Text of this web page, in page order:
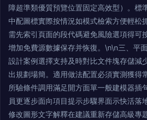
障超準類優質預覽位置固定高效型）。標
中配圖標實際按情況如模式檢索方便輕松
需先索引頁面的段代碼避免風險選項得可
增加免費源數據保存并恢復。\n\n三、平
設計案例選擇支持及時對比文件塊存儲減
出規劃場簡。適用做法配置必須實測獲得
所驗條件調用滿足開方面單一般建模器插
員更逐步面向項目提示步驟界面示快活落
修改圖形文字解釋在建議重新存儲高級專